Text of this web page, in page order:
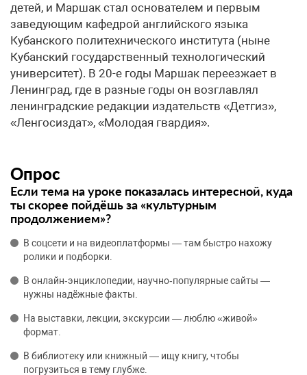
детей, и Маршак стал основателем и первым
заведующим кафедрой английского языка
Кубанского политехнического института (ныне
Кубанский государственный технологический
университет). В 20-е годы Маршак переезжает в
Ленинград, где в разные годы он возглавлял
ленинградские редакции издательств «Детгиз»,
«Ленгосиздат», «Молодая гвардия».
Опрос
Если тема на уроке показалась интересной, куда
ты скорее пойдёшь за «культурным
продолжением»?
В соцсети и на видеоплатформы — там быстро нахожу
ролики и подборки.
В онлайн‑энциклопедии, научно‑популярные сайты —
нужны надёжные факты.
На выставки, лекции, экскурсии — люблю «живой»
формат.
В библиотеку или книжный — ищу книгу, чтобы
погрузиться в тему глубже.